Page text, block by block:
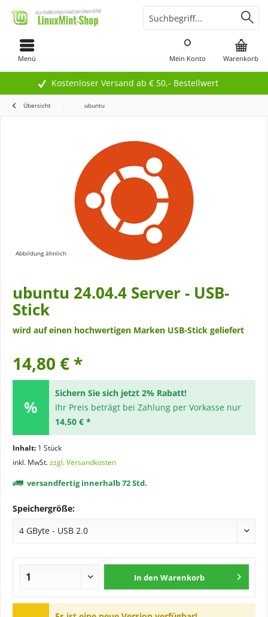
Kostenloser Versand ab € 50,- Bestellwert
Menü Warenkorb
Mein Konto
Übersicht ubuntu
Abbildung ähnlich
ubuntu 24.04.4 Server - USB-
Stick
wird auf einen hochwertigen Marken USB-Stick geliefert
14,80 € *
Sichern Sie sich jetzt 2% Rabatt!
Ihr Preis beträgt bei Zahlung per Vorkasse nur
14,50 € *
Inhalt: 1 Stück
inkl. MwSt.zzgl. Versandkosten
versandfertig innerhalb 72 Std.
Speichergröße:
In den Warenkorb